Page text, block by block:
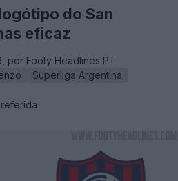
do San
eficaz
por Footy Headlines PT
Superliga Argentina